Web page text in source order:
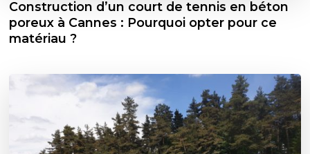
Construction d’un court de tennis en béton
poreux à Cannes : Pourquoi opter pour ce
matériau ?